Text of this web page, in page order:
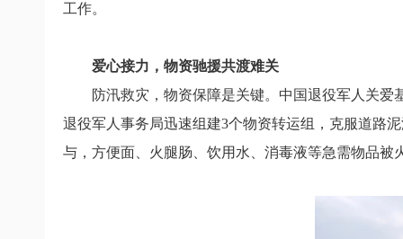
工作。
爱心接力，物资驰援共渡难关
防汛救灾，物资保障是关键。中国退役军人关
退役军人事务局迅速组建3个物资转运组，克服道路
与，方便面、火腿肠、饮用水、消毒液等急需物品